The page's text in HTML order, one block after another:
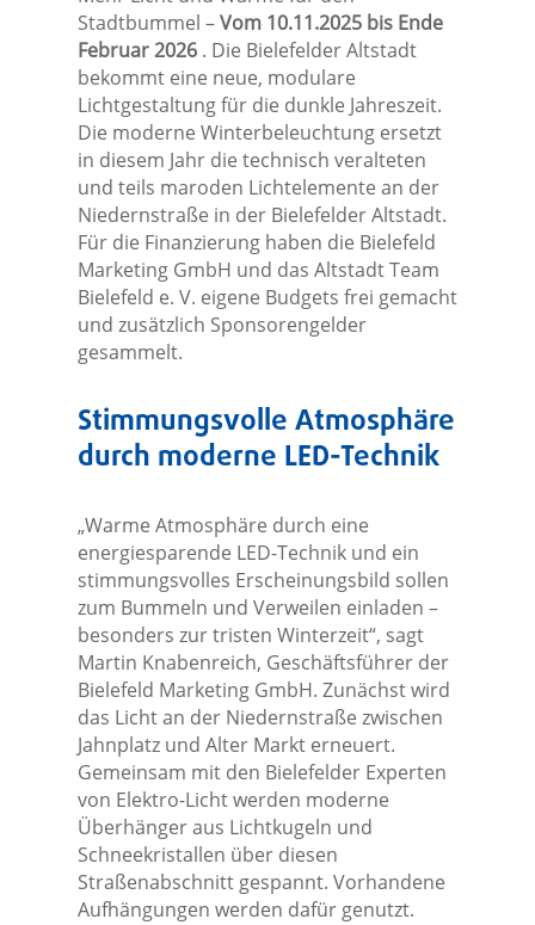
Stadtbummel –Vom 10.11.2025 bis Ende
Februar 2026. Die Bielefelder Altstadt
bekommt eine neue, modulare
Lichtgestaltung für die dunkle Jahreszeit.
Die moderne Winterbeleuchtung ersetzt
in diesem Jahr die technisch veralteten
und teils maroden Lichtelemente an der
Niedernstraße in der Bielefelder Altstadt.
Für die Finanzierung haben die Bielefeld
Marketing GmbH und das Altstadt Team
Bielefeld e. V. eigene Budgets frei gemacht
und zusätzlich Sponsorengelder
gesammelt.
Stimmungsvolle Atmosphäre
durch moderne LED-Technik
„Warme Atmosphäre durch eine
energiesparende LED-Technik und ein
stimmungsvolles Erscheinungsbild sollen
zum Bummeln und Verweilen einladen –
besonders zur tristen Winterzeit“, sagt
Martin Knabenreich, Geschäftsführer der
Bielefeld Marketing GmbH. Zunächst wird
das Licht an der Niedernstraße zwischen
Jahnplatz und Alter Markt erneuert.
Gemeinsam mit den Bielefelder Experten
von Elektro-Licht werden moderne
Überhänger aus Lichtkugeln und
Schneekristallen über diesen
Straßenabschnitt gespannt. Vorhandene
Aufhängungen werden dafür genutzt.